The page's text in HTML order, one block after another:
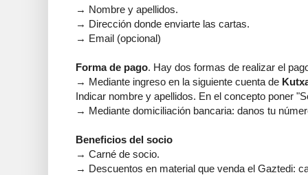
→ Nombre y apellidos.
→ Dirección donde enviarte las cartas.
→ Email (opcional)
Forma de pago. Hay dos formas de realizar el
→ Mediante ingreso en la siguiente cuenta de
Indicar nombre y apellidos. En el concepto poner
→ Mediante domiciliación bancaria: danos tu
Beneficios del socio
→ Carné de socio.
→ Descuentos en material que venda el Gaztedi: